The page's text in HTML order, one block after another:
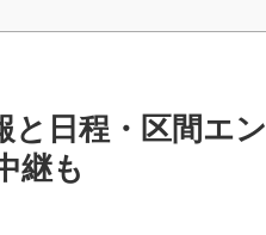
と日程・区間エン
継も